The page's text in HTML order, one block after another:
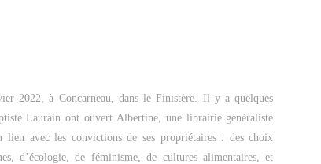
2022, à Concarneau, dans le Finistère. Il y a quelques
Laurain ont ouvert Albertine, une librairie généraliste
lien avec les convictions de ses propriétaires : des choix
d’écologie, de féminisme, de cultures alimentaires, et